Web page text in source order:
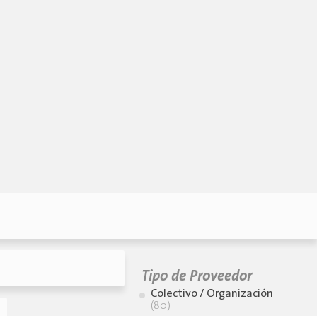
Tipo de Proveedor
Colectivo / Organización
(80)